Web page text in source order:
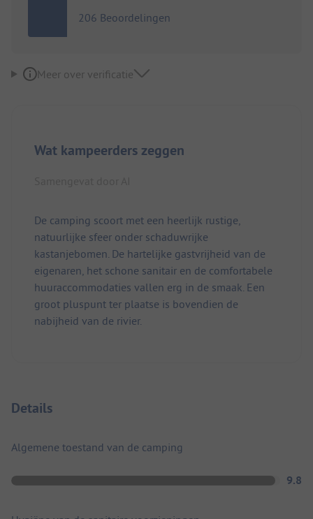
206 Beoordelingen
Meer over verificatie
Wat kampeerders zeggen
De camping scoort met een heerlijk rustige,
natuurlijke sfeer onder schaduwrijke
kastanjebomen. De hartelijke gastvrijheid van de
eigenaren, het schone sanitair en de comfortabele
huuraccommodaties vallen erg in de smaak. Een
groot pluspunt ter plaatse is bovendien de
nabijheid van de rivier.
Details
Algemene toestand van de camping
9.8